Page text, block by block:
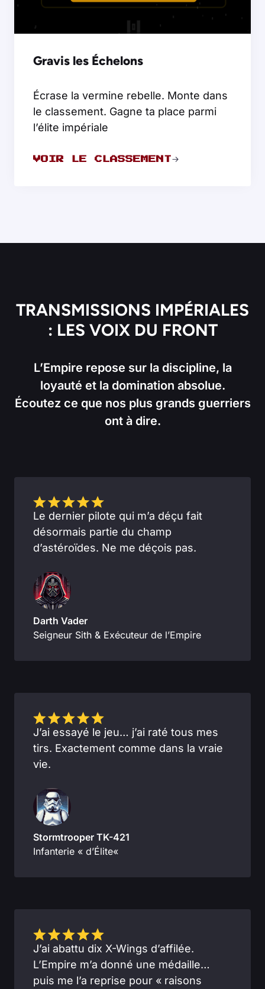
Gravis les Échelons
Écrase la vermine rebelle. Monte dans
le classement. Gagne ta place parmi
l’élite impériale
VOIR LE CLASSEMENT
TRANSMISSIONS IMPÉRIALES
: LES VOIX DU FRONT
L’Empire repose sur la discipline, la
loyauté et la domination absolue.
Écoutez ce que nos plus grands guerriers
ont à dire.
Le dernier pilote qui m’a déçu fait
désormais partie du champ
d’astéroïdes. Ne me déçois pas.
Darth Vader
Seigneur Sith & Exécuteur de l’Empire
J’ai essayé le jeu… j’ai raté tous mes
tirs. Exactement comme dans la vraie
vie.
Stormtrooper TK-421
Infanterie « d’Élite«
J’ai abattu dix X-Wings d’affilée.
L’Empire m’a donné une médaille…
puis me l’a reprise pour « raisons